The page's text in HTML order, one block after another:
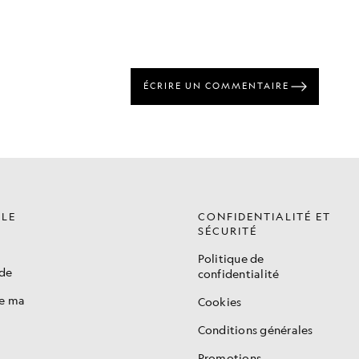
ma
CONFIDENTIALITÉ ET
SÉCURITÉ
Politique de
confidentialité
Cookies
Conditions générales